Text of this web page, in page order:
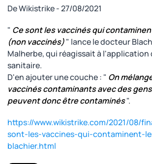
De Wikistrike - 27/08/2021
" Ce sont les vaccinés qui
(non vaccinés)" lance le docteur
Malherbe, qui réagissait à l'application
sanitaire.
D'en ajouter une couche : " On
vaccinés contaminants avec des
peuvent donc être contaminés".
https://www.wikistrike.com/2021/08/
sont-les-vaccines-qui-contaminent-
blachier.html